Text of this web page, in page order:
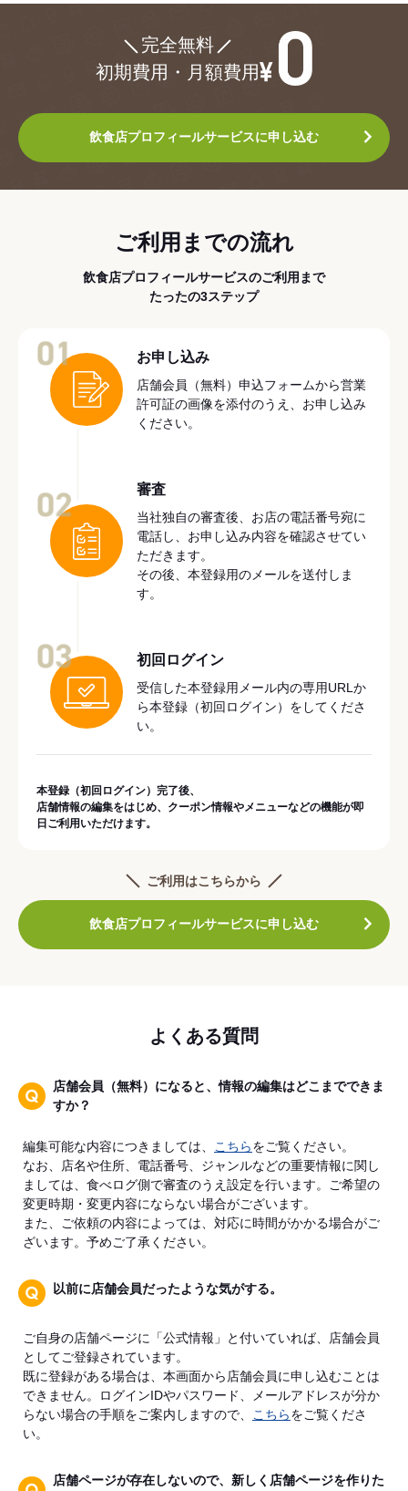
完全無料
初期費用・月額費用
飲食店プロフィールサービスに申し込む
ご利用までの流れ
飲食店プロフィールサービスのご利用まで
たったの3ステップ
お申し込み
店舗会員（無料）申込フォームから営業
許可証の画像を添付のうえ、お申し込み
ください。
審査
当社独自の審査後、お店の電話番号宛に
電話し、お申し込み内容を確認させてい
ただきます。
その後、本登録用のメールを送付しま
す。
初回ログイン
受信した本登録用メール内の専用URLか
ら本登録（初回ログイン）をしてくださ
い。
本登録（初回ログイン）完了後、
店舗情報の編集をはじめ、クーポン情報やメニューなどの機能が即
日ご利用いただけます。
ご利用はこちらから
飲食店プロフィールサービスに申し込む
よくある質問
店舗会員（無料）になると、情報の編集はどこまでできま
すか？
編集可能な内容につきましては、 こちらをご覧ください。
なお、店名や住所、電話番号、ジャンルなどの重要情報に関し
ましては、食べログ側で審査のうえ設定を行います。ご希望の
変更時期・変更内容にならない場合がございます。
また、ご依頼の内容によっては、対応に時間がかかる場合がご
ざいます。予めご了承ください。
以前に店舗会員だったような気がする。
ご自身の店舗ページに「公式情報」と付いていれば、店舗会員
としてご登録されています。
既に登録がある場合は、本画面から店舗会員に申し込むことは
できません。ログインIDやパスワード、メールアドレスが分か
らない場合の手順をご案内しますので、
こちらをご覧くださ
い。
店舗ページが存在しないので、新しく店舗ページを作りた